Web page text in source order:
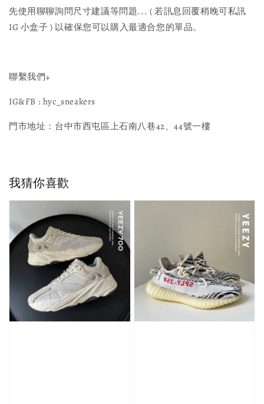
先使用聊聊詢問尺寸建議等問題... ( 若訊息回覆稍晚可私訊
IG 小盒子 ) 以確保您可以購入最適合您的單品。
聯繫我們↓
IG&FB : hyc_sneakers
門市地址：台中市西屯區上石南八巷42、44號一樓
我猜你喜歡